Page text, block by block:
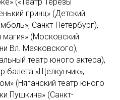
принц» (Детский
Санкт-Петербург),
магия» (Московский
Вл. Маяковского),
театр юного актера),
балета «Щелкунчик»,
(Няганский театр юного
Пушкина» (Санкт-